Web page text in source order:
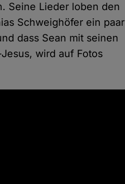
Seine Lieder loben den
Schweighöfer ein paar
dass Sean mit seinen
wird auf Fotos